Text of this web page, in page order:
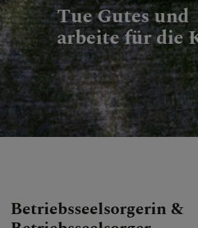
Tue Gutes und
arbeite für die
Betriebsseelsorgerin &